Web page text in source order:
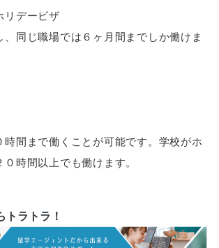
リデービザ
、同じ職場では６ヶ月間までしか働けま
時間まで働くことが可能です。学校がホ
時間以上でも働けます。
トラトラ！